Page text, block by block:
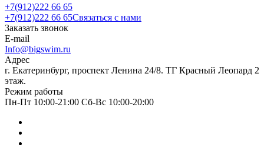
+7(912)222 66 65
+7(912)222 66 65Связаться с нами
Заказать звонок
E-mail
Info@bigswim.ru
Адрес
г. Екатеринбург, проспект Ленина 24/8. ТГ Красный Леопард 2
этаж.
Режим работы
Пн-Пт 10:00-21:00 Сб-Вс 10:00-20:00